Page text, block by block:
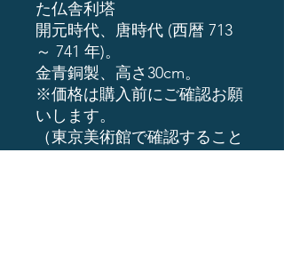
た仏舎利塔
開元時代、唐時代 (西暦 713
～ 741 年)。
金青銅製、高さ30cm。
※価格は購入前にご確認お願
いします。
（東京美術館で確認すること